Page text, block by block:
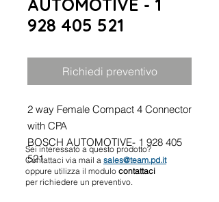
AUTOMOTIVE - 1
928 405 521
Richiedi preventivo
2 way Female Compact 4 Connector
with CPA
BOSCH AUTOMOTIVE- 1 928 405
521
Sei interessato a questo prodotto?
Contattaci via mail a sales@team.pd.it
oppure utilizza il modulo contattaci
per richiedere un preventivo.